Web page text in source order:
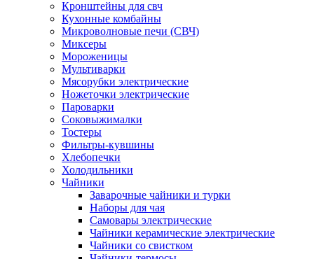
Кронштейны для свч
Кухонные комбайны
Микроволновые печи (СВЧ)
Миксеры
Мороженицы
Мультиварки
Мясорубки электрические
Ножеточки электрические
Пароварки
Соковыжималки
Тостеры
Фильтры-кувшины
Хлебопечки
Холодильники
Чайники
Заварочные чайники и турки
Наборы для чая
Самовары электрические
Чайники керамические электрические
Чайники со свистком